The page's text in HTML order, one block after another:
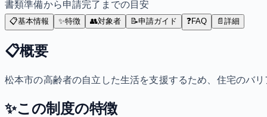
書類準備から申請完了までの目安
📋基本情報 ✨特徴 👥対象者 📝申請ガイド ❓FAQ 📄 詳細
📋概要
松本市の高齢者の自立した生活を支援するため、住宅のバ
✨この制度の特徴